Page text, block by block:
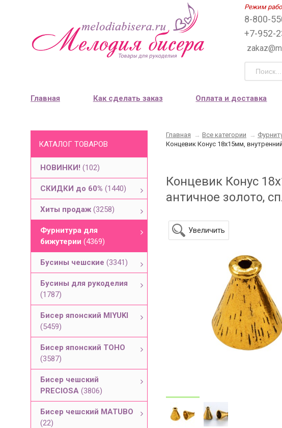
Режим
8-800-
+7-952-
Главная Как сделать заказ Оплата и доставка
КАТАЛОГ ТОВАРОВ
НОВИНКИ! (102)
СКИДКИ до 60% (1440)
Хиты продаж (3258)
Фурнитура для
бижутерии (4369)
Бусины чешские (3341)
Бусины для рукоделия
(1787)
Бисер японский MIYUKI
(5459)
Бисер японский TOHO
(3587)
Бисер чешский
PRECIOSA (3806)
Бисер чешский MATUBO
(22)
Главная → Все категории →
Концевик Конус 18х15мм,
Концевик Конус
античное золото,
Увеличить